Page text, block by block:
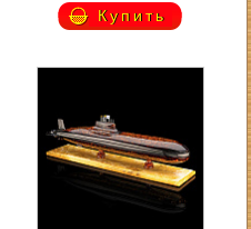
Купить